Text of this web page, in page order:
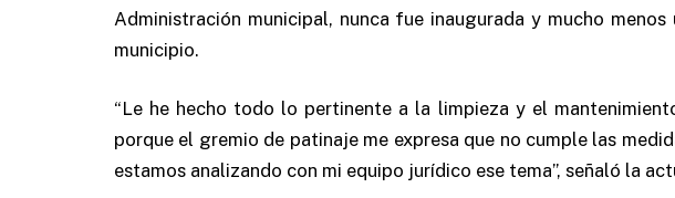
Administración municipal, nunca fue inaugurada y mucho
municipio.
“Le he hecho todo lo pertinente a la limpieza y el
porque el gremio de patinaje me expresa que no cumple las
estamos analizando con mi equipo jurídico ese tema”, señaló la